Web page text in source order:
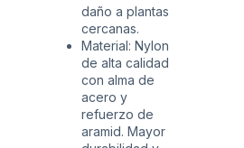
daño a plantas
cercanas.
Material: Nylon
de alta calidad
con alma de
acero y
refuerzo de
aramid. Mayor